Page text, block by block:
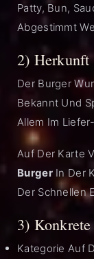
Patty, Bun,
Abgestimmt
2) Herkunft
Der Burger
Bekannt Und
Allem Im
Auf Der Karte
BurgerIn Der
Der Schnellen
3)
Kategorie Auf